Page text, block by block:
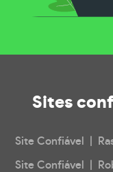
Sites
Site Confiável |
Site Confiável |